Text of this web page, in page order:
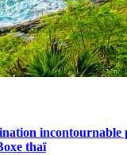
incontournable
thaï